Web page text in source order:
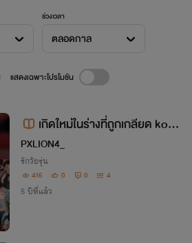
ช่วงเวลา
ตลอดกาล
แสดงเฉพาะโปรโมชัน
เกิดใหม่ในร่างที่ถูกเกลียด kook
v
PXLION4_
รักวัยรุ่น
416 0 0 4
5 ปีที่แล้ว